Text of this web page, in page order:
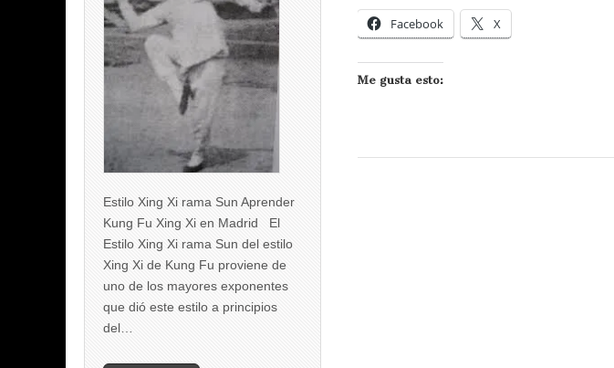
Facebook X
Me gusta esto:
Estilo Xing Xi rama Sun Aprender
Kung Fu Xing Xi en Madrid El
Estilo Xing Xi rama Sun del estilo
Xing Xi de Kung Fu proviene de
uno de los mayores exponentes
que dió este estilo a principios
del…